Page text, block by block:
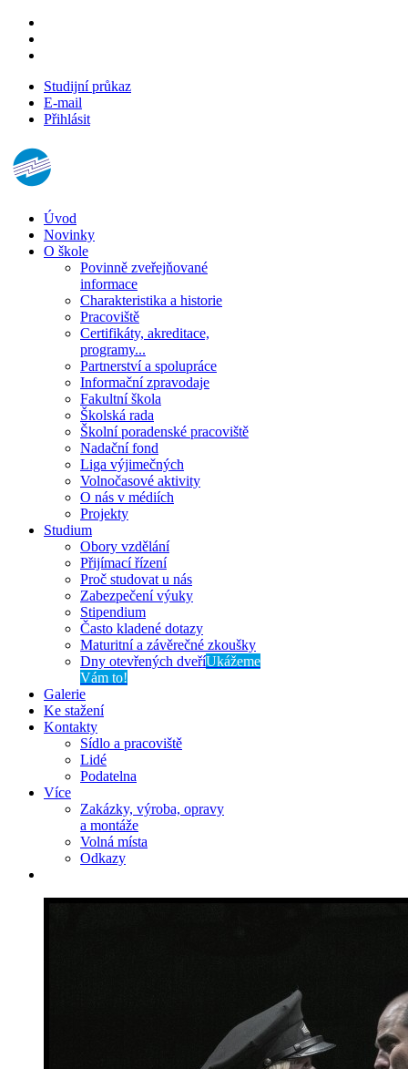
Studijní průkaz
E-mail
Přihlásit
Úvod
Novinky
O škole
Povinně zveřejňované
informace
Charakteristika a historie
Pracoviště
Certifikáty, akreditace,
programy...
Partnerství a spolupráce
Informační zpravodaje
Fakultní škola
Školská rada
Školní poradenské pracoviště
Nadační fond
Liga výjimečných
Volnočasové aktivity
O nás v médiích
Projekty
Studium
Obory vzdělání
Přijímací řízení
Proč studovat u nás
Zabezpečení výuky
Stipendium
Často kladené dotazy
Maturitní a závěrečné zkoušky
Dny otevřených dveříUkážeme
Vám to!
Galerie
Ke stažení
Kontakty
Sídlo a pracoviště
Lidé
Podatelna
Více
Zakázky, výroba, opravy
a montáže
Volná místa
Odkazy